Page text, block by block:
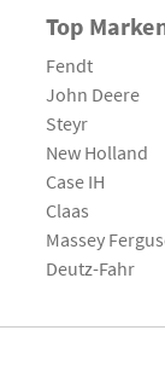
Top
Fendt
John Deere
Steyr
New Holland
Case IH
Claas
Massey
Deutz-Fahr